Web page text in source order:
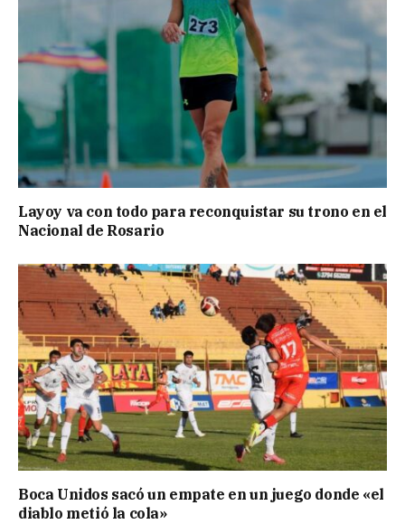
Layoy va con todo para reconquistar su trono en el
Nacional de Rosario
Boca Unidos sacó un empate en un juego donde «el
diablo metió la cola»